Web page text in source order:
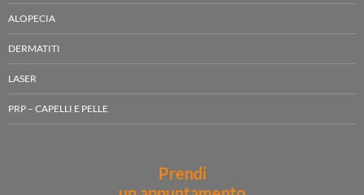
ALOPECIA
DERMATITI
LASER
PRP – CAPELLI E PELLE
Prendi